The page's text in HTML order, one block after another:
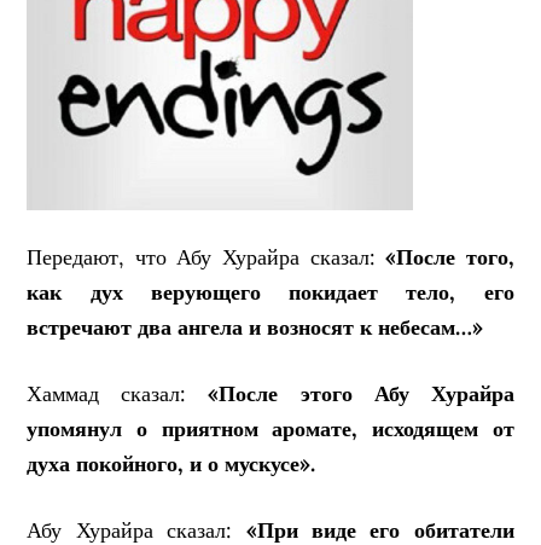
Передают, что Абу Хурайра сказал:«После того,
как дух верующего покидает тело, его
встречают два ангела и возносят к небесам…»
Хаммад сказал:«После этого Абу Хурайра
упомянул о приятном аромате, исходящем от
духа покойного, и о мускусе».
Абу Хурайра сказал: «При виде его обитатели